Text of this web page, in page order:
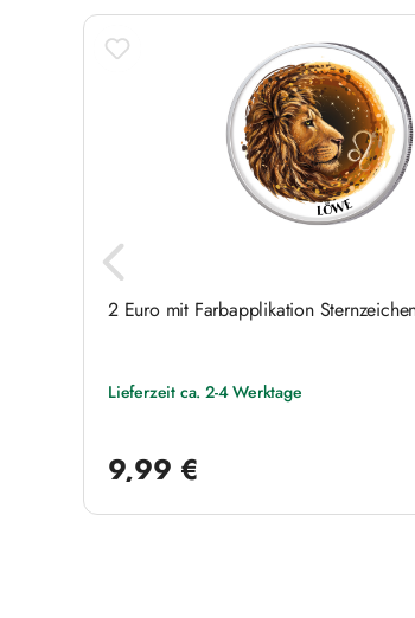
2 Euro mit Farbapplikation
Lieferzeit ca. 2-4 Werktage
9,99 €